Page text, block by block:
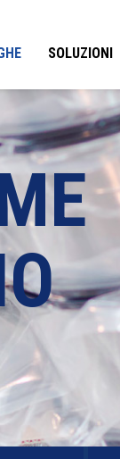
SOLUZIONI